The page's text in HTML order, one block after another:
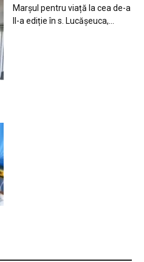
Marșul pentru viață la cea de-a
II-a ediție în s. Lucășeuca,...